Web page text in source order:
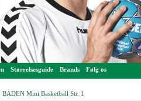
Størrelsesguide Brands Følg os
BADEN Mini Basketball Str. 1